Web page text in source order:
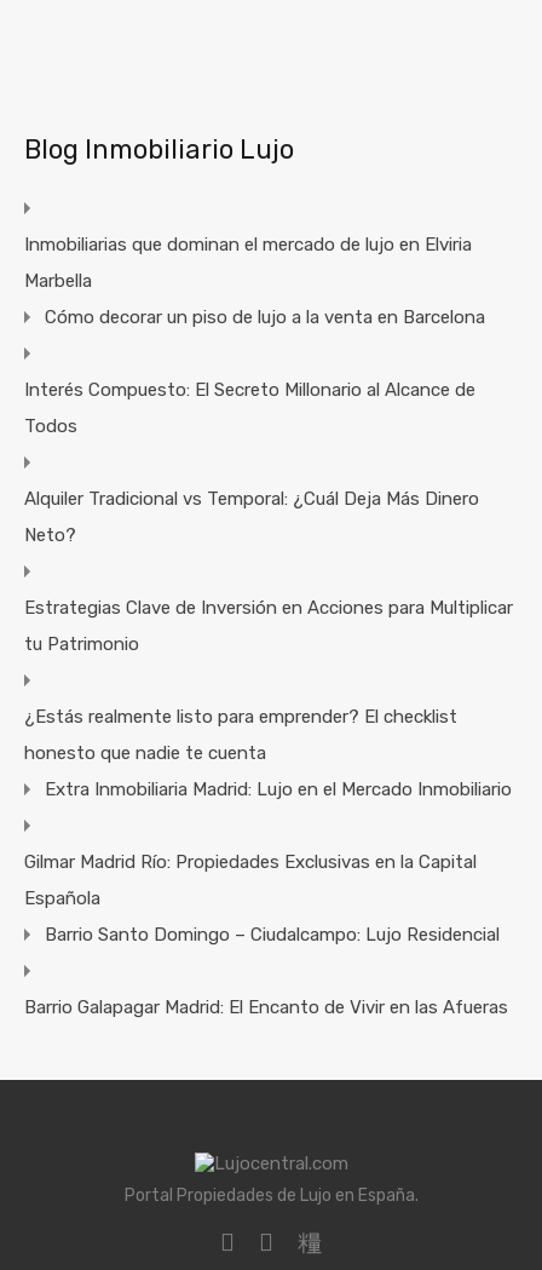
Blog Inmobiliario Lujo
Inmobiliarias que dominan el mercado de lujo en Elviria
Marbella
Cómo decorar un piso de lujo a la venta en Barcelona
Interés Compuesto: El Secreto Millonario al Alcance de
Todos
Alquiler Tradicional vs Temporal: ¿Cuál Deja Más Dinero
Neto?
Estrategias Clave de Inversión en Acciones para Multiplicar
tu Patrimonio
¿Estás realmente listo para emprender? El checklist
honesto que nadie te cuenta
Extra Inmobiliaria Madrid: Lujo en el Mercado Inmobiliario
Gilmar Madrid Río: Propiedades Exclusivas en la Capital
Española
Barrio Santo Domingo – Ciudalcampo: Lujo Residencial
Barrio Galapagar Madrid: El Encanto de Vivir en las Afueras
Portal Propiedades de Lujo en España.